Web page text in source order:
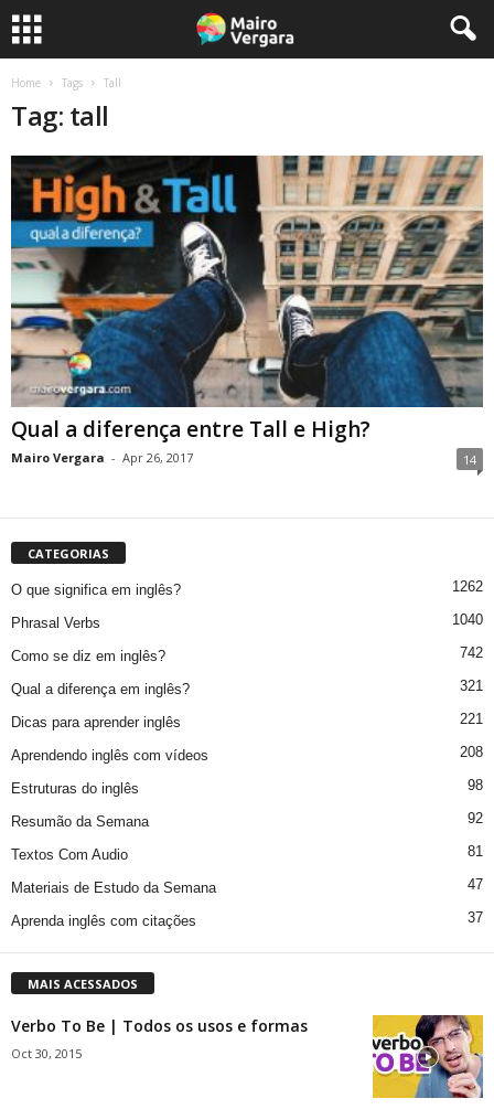
Home Tags Tall
Tag: tall
Qual a diferença entre Tall e High?
Mairo Vergara - Apr 26, 2017 14
CATEGORIAS
O que significa em inglês? 1262
Phrasal Verbs 1040
Como se diz em inglês? 742
Qual a diferença em inglês? 321
Dicas para aprender inglês 221
Aprendendo inglês com vídeos 208
Estruturas do inglês 98
Resumão da Semana 92
Textos Com Audio 81
Materiais de Estudo da Semana 47
Aprenda inglês com citações 37
MAIS ACESSADOS
Verbo To Be | Todos os usos e formas
Oct 30, 2015